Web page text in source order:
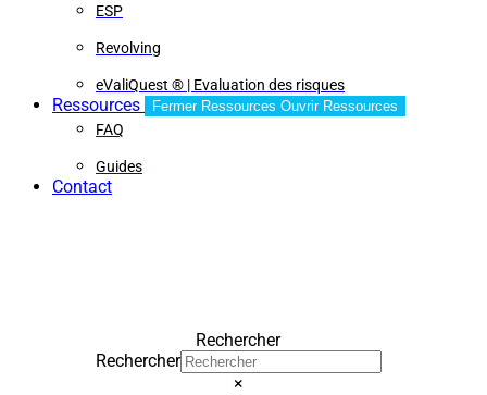
ESP
Revolving
eValiQuest ® | Evaluation des risques
Ressources Fermer Ressources Ouvrir Ressources
FAQ
Guides
Contact
Rechercher
Rechercher
×